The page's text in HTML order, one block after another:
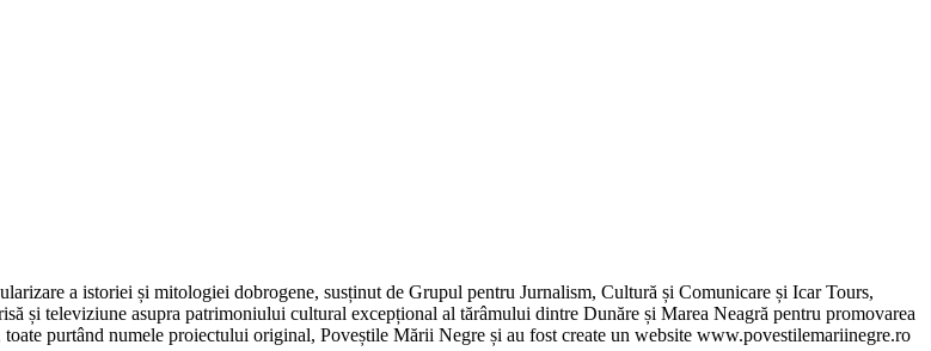
a istoriei și mitologiei dobrogene, susținut de Grupul pentru Jurnalism, Cultură și Comunicare și Icar Tours,
și televiziune asupra patrimoniului cultural excepțional al tărâmului dintre Dunăre și Marea Neagră pentru promovarea
purtând numele proiectului original, Poveștile Mării Negre și au fost create un website www.povestilemariinegre.ro